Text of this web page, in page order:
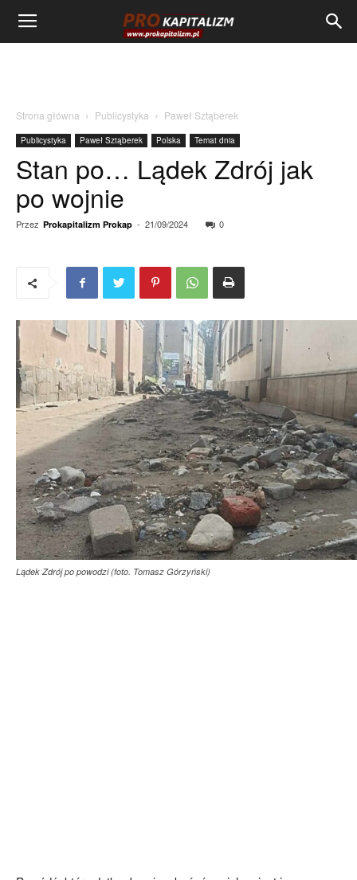
Strona główna Publicystyka Paweł Sztąberek
Publicystyka Paweł Sztąberek Polska Temat dnia
Stan po… Lądek Zdrój jak
po wojnie
Przez Prokapitalizm Prokap - 21/09/2024 0
Lądek Zdrój po powodzi (foto. Tomasz Górzyński)